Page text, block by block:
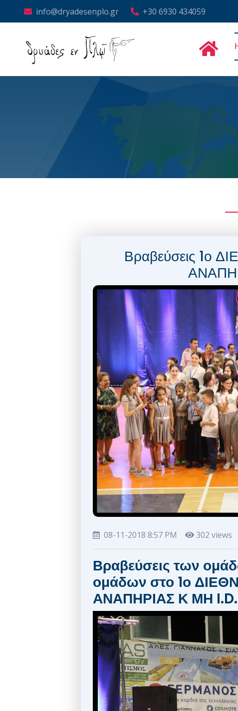
info@dryadesenplo.gr +30 6930 434059
Βραβεύσεις 1ο
08-11-2018 8:57 PM 302 views
Βραβεύσεις των
ομάδων στο 1ο
ΑΝΑΠΗΡΙΑΣ Κ ΜΗ